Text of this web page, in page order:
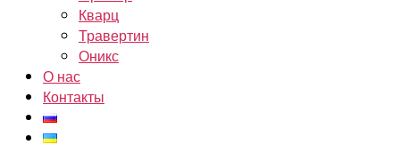
Кварц
Травертин
Оникс
О нас
Контакты